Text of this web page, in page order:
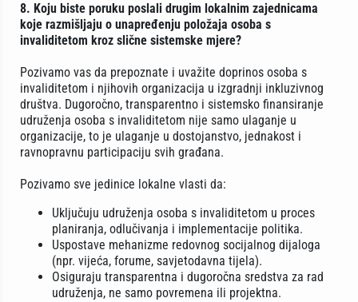
8. Koju biste poruku poslali drugim lokalnim zajednicama
koje razmišljaju o unapređenju položaja osoba s
invaliditetom kroz slične sistemske mjere?
Pozivamo vas da prepoznate i uvažite doprinos osoba s
invaliditetom i njihovih organizacija u izgradnji inkluzivnog
društva. Dugoročno, transparentno i sistemsko finansiranje
udruženja osoba s invaliditetom nije samo ulaganje u
organizacije, to je ulaganje u dostojanstvo, jednakost i
ravnopravnu participaciju svih građana.
Pozivamo sve jedinice lokalne vlasti da:
Uključuju udruženja osoba s invaliditetom u proces
planiranja, odlučivanja i implementacije politika.
Uspostave mehanizme redovnog socijalnog dijaloga
(npr. vijeća, forume, savjetodavna tijela).
Osiguraju transparentna i dugoročna sredstva za rad
udruženja, ne samo povremena ili projektna.